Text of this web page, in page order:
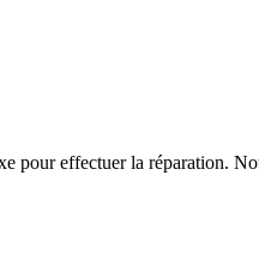
effectuer la réparation.